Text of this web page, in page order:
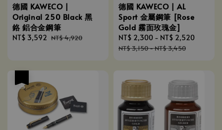
德國 KAWECO |
Original 250 Black 黑
鉻 鋁合金鋼筆
Sale
NT$ 3,592 Regular
NT$ 4,920
德國 KAWECO | AL
Sport 金屬鋼筆 [Rose
Gold 霧面玫瑰金]
Sale
price
NT$ 2,300 - NT$ 2,520
NT$ 3,150-NT$ 3,450